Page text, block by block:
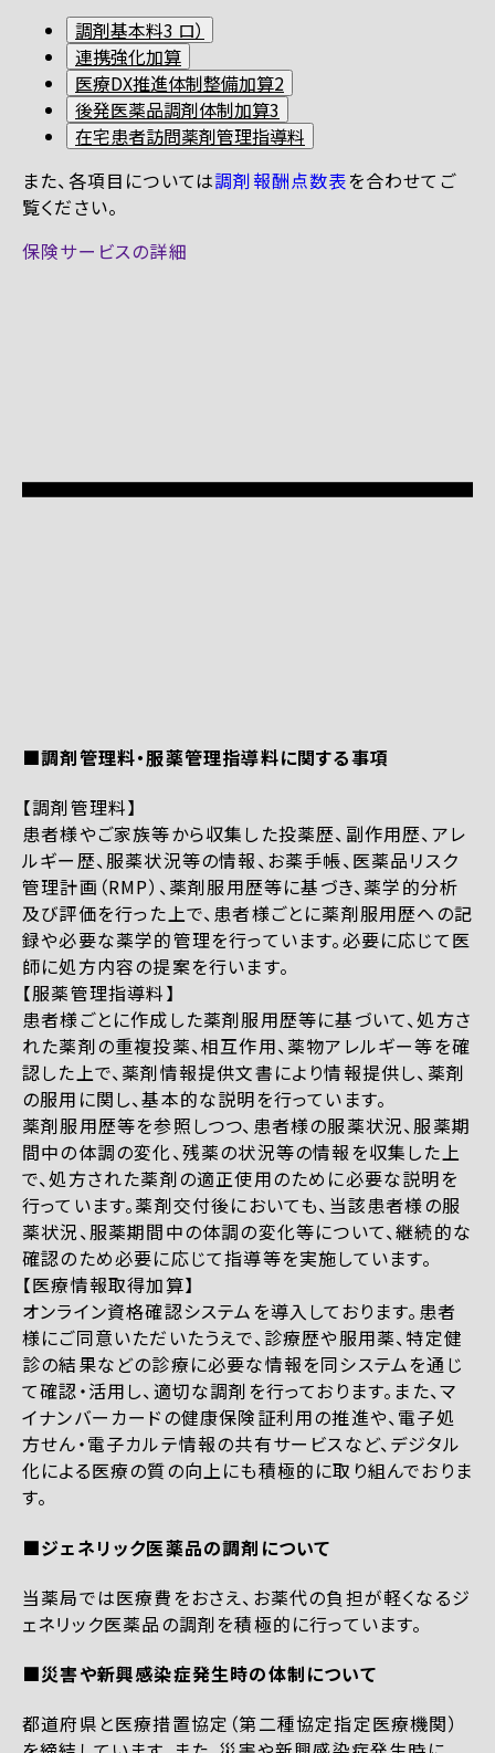
調剤基本料3 ロ）
連携強化加算
医療DX推進体制整備加算2
後発医薬品調剤体制加算3
在宅患者訪問薬剤管理指導料
また、各項目については調剤報酬点数表を合わせてご
覧ください。
保険サービスの詳細
■調剤管理料・服薬管理指導料に関する事項
【調剤管理料】
患者様やご家族等から収集した投薬歴、副作用歴、アレ
ルギー歴、服薬状況等の情報、お薬手帳、医薬品リスク
管理計画（RMP）、薬剤服用歴等に基づき、薬学的分析
及び評価を行った上で、患者様ごとに薬剤服用歴への記
録や必要な薬学的管理を行っています。必要に応じて医
師に処方内容の提案を行います。
【服薬管理指導料】
患者様ごとに作成した薬剤服用歴等に基づいて、処方さ
れた薬剤の重複投薬、相互作用、薬物アレルギー等を確
認した上で、薬剤情報提供文書により情報提供し、薬剤
の服用に関し、基本的な説明を行っています。
薬剤服用歴等を参照しつつ、患者様の服薬状況、服薬期
間中の体調の変化、残薬の状況等の情報を収集した上
で、処方された薬剤の適正使用のために必要な説明を
行っています。薬剤交付後においても、当該患者様の服
薬状況、服薬期間中の体調の変化等について、継続的な
確認のため必要に応じて指導等を実施しています。
【医療情報取得加算】
オンライン資格確認システムを導入しております。患者
様にご同意いただいたうえで、診療歴や服用薬、特定健
診の結果などの診療に必要な情報を同システムを通じ
て確認・活用し、適切な調剤を行っております。また、マ
イナンバーカードの健康保険証利用の推進や、電子処
方せん・電子カルテ情報の共有サービスなど、デジタル
化による医療の質の向上にも積極的に取り組んでおりま
す。
■ジェネリック医薬品の調剤について
当薬局では医療費をおさえ、お薬代の負担が軽くなるジ
ェネリック医薬品の調剤を積極的に行っています。
■災害や新興感染症発生時の体制について
都道府県と医療措置協定（第二種協定指定医療機関）